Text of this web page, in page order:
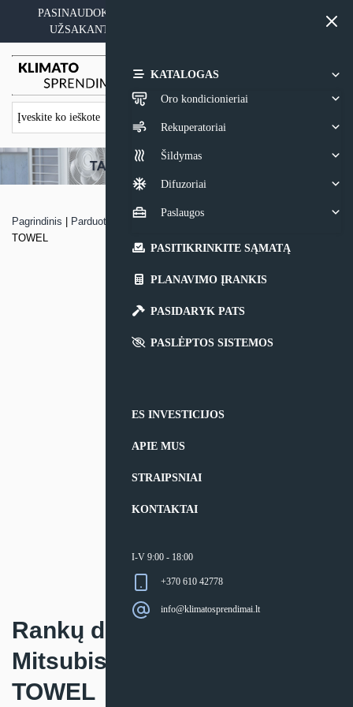
content
PASINAUDOKITE YPATINGAIS KAINOS PASIŪLYMAIS
UŽSAKANT ĮRANGĄ SU MONTAVIMO PASLAUGA
KATALOGAS
Oro kondicionieriai
Rekuperatoriai
Šildymas
Difuzoriai
Paslaugos
PASITIKRINKITE SĄMATĄ
PLANAVIMO ĮRANKIS
PASIDARYK PATS
PASLĖPTOS SISTEMOS
ES INVESTICIJOS
APIE MUS
STRAIPSNIAI
KONTAKTAI
I-V 9:00 - 18:00
+370 610 42778
info@klimatosprendimai.lt
Pagrindinis Parduotuvė
Rankų džiovintuvas Mitsubishi Electric JET
TOWEL
Rankų džiovintuvas
Mitsubishi Electric JET
TOWEL